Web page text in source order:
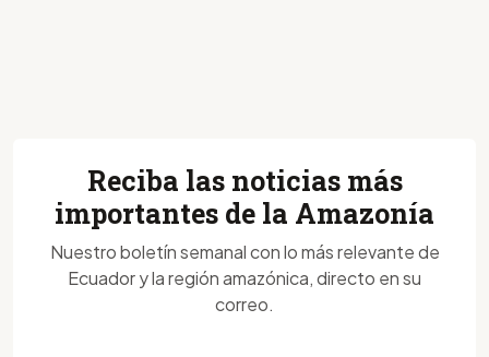
Reciba las noticias más
importantes de la Amazonía
Nuestro boletín semanal con lo más relevante de
Ecuador y la región amazónica, directo en su
correo.